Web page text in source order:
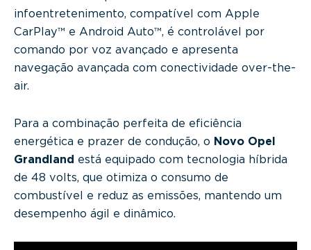
infoentretenimento, compatível com Apple
CarPlay™ e Android Auto™, é controlável por
comando por voz avançado e apresenta
navegação avançada com conectividade over-the-
air.
Para a combinação perfeita de eficiência
energética e prazer de condução, o Novo Opel
Grandland está equipado com tecnologia híbrida
de 48 volts, que otimiza o consumo de
combustível e reduz as emissões, mantendo um
desempenho ágil e dinâmico.